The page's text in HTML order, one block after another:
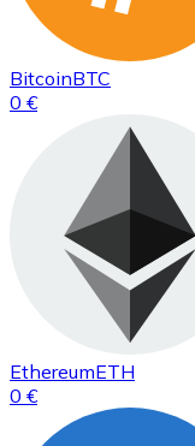
BitcoinBTC
0 €
EthereumETH
0 €